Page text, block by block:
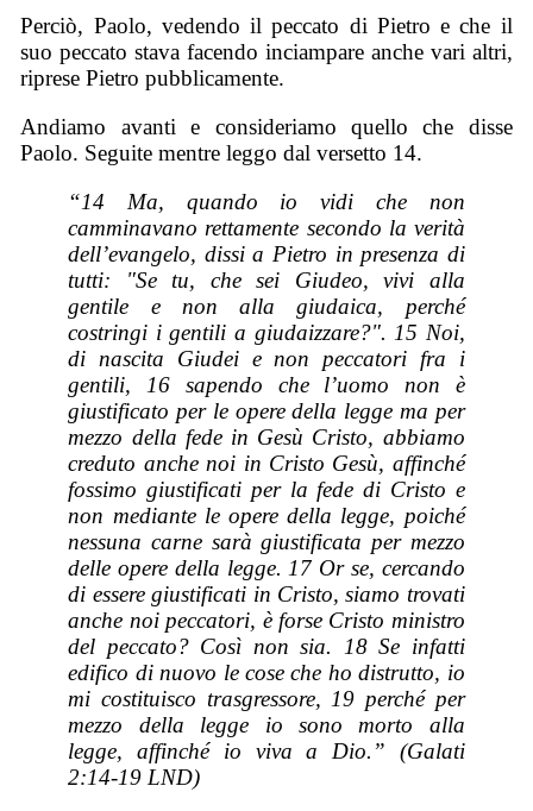
Perciò, Paolo, vedendo il peccato di Pietro e che il
suo peccato stava facendo inciampare anche vari altri,
riprese Pietro pubblicamente.
Andiamo avanti e consideriamo quello che disse
Paolo. Seguite mentre leggo dal versetto 14.
“14 Ma, quando io vidi che non
camminavano rettamente secondo la verità
dell’evangelo, dissi a Pietro in presenza di
tutti: "Se tu, che sei Giudeo, vivi alla
gentile e non alla giudaica, perché
costringi i gentili a giudaizzare?". 15 Noi,
di nascita Giudei e non peccatori fra i
gentili, 16 sapendo che l’uomo non è
giustificato per le opere della legge ma per
mezzo della fede in Gesù Cristo, abbiamo
creduto anche noi in Cristo Gesù, affinché
fossimo giustificati per la fede di Cristo e
non mediante le opere della legge, poiché
nessuna carne sarà giustificata per mezzo
delle opere della legge. 17 Or se, cercando
di essere giustificati in Cristo, siamo trovati
anche noi peccatori, è forseCristo ministro
del peccato? Così non sia. 18 Se infatti
edifico di nuovo le cose che ho distrutto, io
mi costituisco trasgressore, 19 perché per
mezzo della legge io sono morto alla
legge, affinché io viva a Dio.” (Galati
2:14-19 LND)